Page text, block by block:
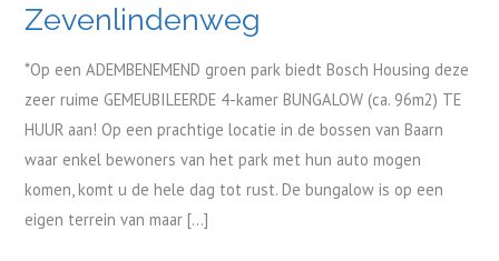
Zevenlindenweg
*Op een ADEMBENEMEND groen park biedt Bosch Housing deze
zeer ruime GEMEUBILEERDE 4-kamer BUNGALOW (ca. 96m2) TE
HUUR aan! Op een prachtige locatie in de bossen van Baarn
waar enkel bewoners van het park met hun auto mogen
komen, komt u de hele dag tot rust. De bungalow is op een
eigen terrein van maar […]